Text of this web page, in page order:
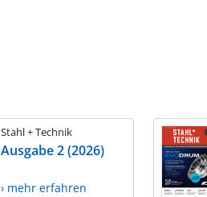
Stahl + Technik
Ausgabe 2 (2026)
› mehr erfahren